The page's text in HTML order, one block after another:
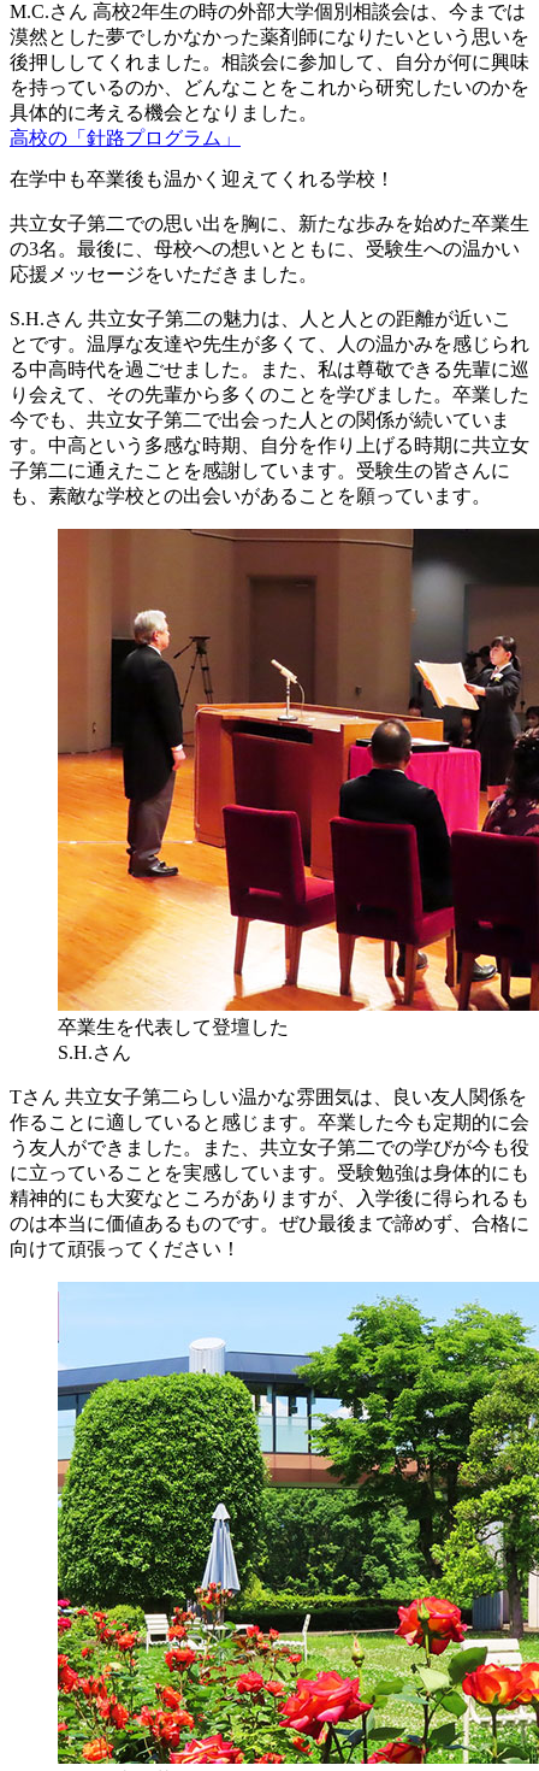
M.C.さん 高校2年生の時の外部大学個別相談会は、今までは
漠然とした夢でしかなかった薬剤師になりたいという思いを
後押ししてくれました。相談会に参加して、自分が何に興味
を持っているのか、どんなことをこれから研究したいのかを
具体的に考える機会となりました。
高校の「針路プログラム」
在学中も卒業後も温かく迎えてくれる学校！
共立女子第二での思い出を胸に、新たな歩みを始めた卒業生
の3名。最後に、母校への想いとともに、受験生への温かい
応援メッセージをいただきました。
S.H.さん 共立女子第二の魅力は、人と人との距離が近いこ
とです。温厚な友達や先生が多くて、人の温かみを感じられ
る中高時代を過ごせました。また、私は尊敬できる先輩に巡
り会えて、その先輩から多くのことを学びました。卒業した
今でも、共立女子第二で出会った人との関係が続いていま
す。中高という多感な時期、自分を作り上げる時期に共立女
子第二に通えたことを感謝しています。受験生の皆さんに
も、素敵な学校との出会いがあることを願っています。
卒業生を代表して登壇した
S.H.さん
Tさん 共立女子第二らしい温かな雰囲気は、良い友人関係を
作ることに適していると感じます。卒業した今も定期的に会
う友人ができました。また、共立女子第二での学びが今も役
に立っていることを実感しています。受験勉強は身体的にも
精神的にも大変なところがありますが、入学後に得られるも
のは本当に価値あるものです。ぜひ最後まで諦めず、合格に
向けて頑張ってください！